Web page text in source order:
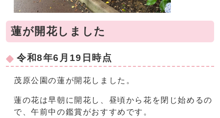
蓮が開花しました
令和8年6月19日時点
蓮の花は早朝に開花し、昼頃から花を閉じ始めるの